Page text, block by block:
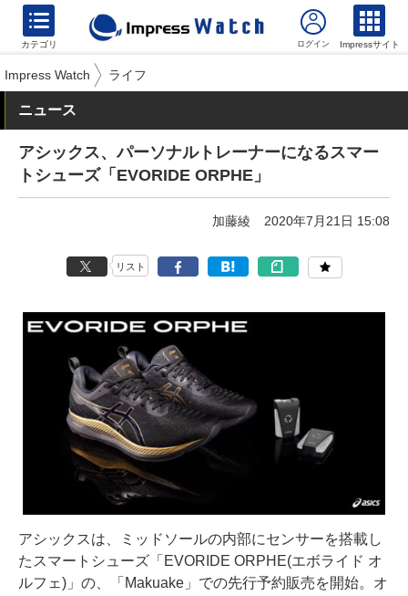
カテゴリ Impressサイト
Impress Watch ライフ
ニュース
アシックス、パーソナルトレーナーになるスマー
トシューズ「EVORIDE ORPHE」
加藤綾 2020年7月21日 15:08
リスト
アシックスは、ミッドソールの内部にセンサーを搭載し
たスマートシューズ「EVORIDE ORPHE(エボライド オ
ルフェ)」の、「Makuake」での先行予約販売を開始。オ